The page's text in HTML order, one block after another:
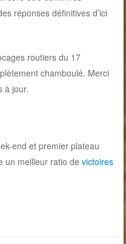
réponses définitives d’ici
routiers du 17
chamboulé. Merci
à jour.
end et premier plateau
un meilleur ratio devictoires